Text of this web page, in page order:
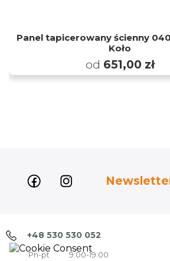
Panel tapicerowany ścienny
Koło
od 651,00 zł
+48 530 530 052
Pn-pt 9:00-19:00